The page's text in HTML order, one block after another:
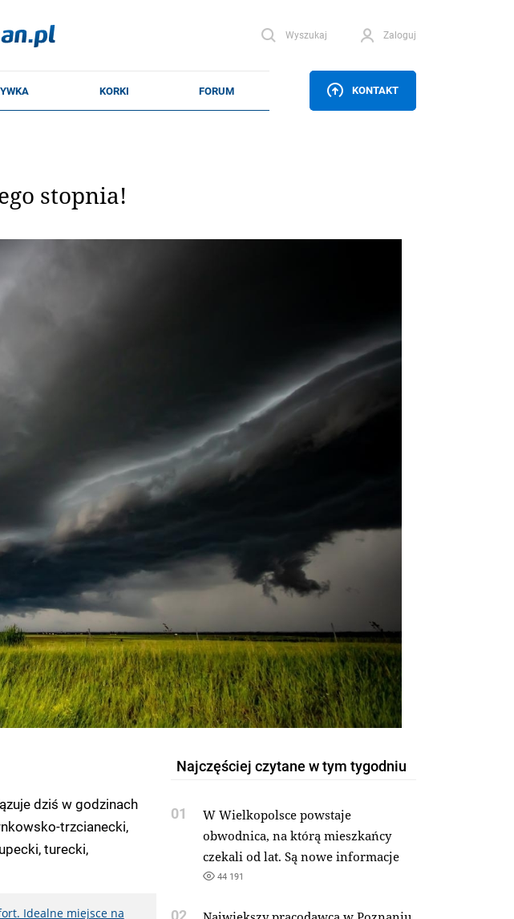
Wyszukaj Zaloguj
KONTAKT
stopnia!
dziś w godzinach
trzcianecki,
turecki,
Idealne miejsce na
Najczęściej czytane w tym tygodniu
01
W Wielkopolsce powstaje
obwodnica, na którą mieszkańcy
czekali od lat. Są nowe informacje
44 191